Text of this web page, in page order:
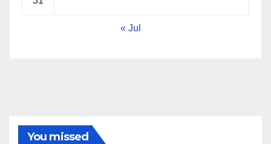
« Jul
You missed